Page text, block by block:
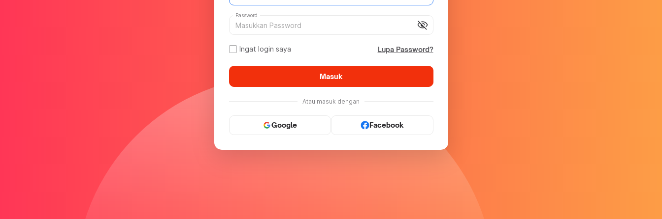
visibility_off
Password
Ingat login saya Lupa Password?
Masuk
Atau masuk dengan
Google Facebook